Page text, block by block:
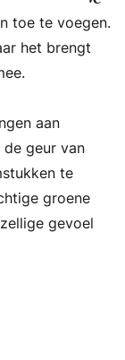
aan
jullie
toe te voegen.
het brengt
aan
geur van
te
groene
gevoel